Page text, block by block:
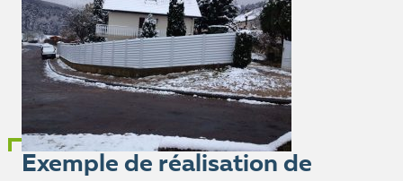
Exemple de réalisation de